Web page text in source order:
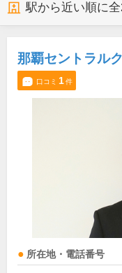
駅から近い順に全
那覇セントラル
口コミ 1件
所在地・電話番号